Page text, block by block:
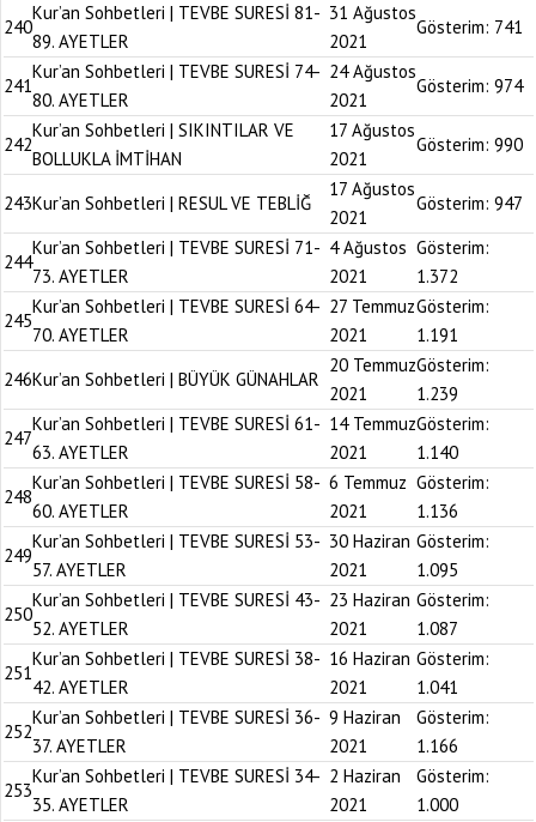
240
Kur’an Sohbetleri | TEVBE SURESİ 81-
89. AYETLER
31 Ağustos
2021
Gösterim: 741
241
Kur’an Sohbetleri | TEVBE SURESİ 74-
80. AYETLER
24 Ağustos
2021
Gösterim: 974
242
Kur’an Sohbetleri | SIKINTILAR VE
BOLLUKLA İMTİHAN
17 Ağustos
2021
Gösterim: 990
243Kur’an Sohbetleri | RESUL VE TEBLİĞ
17 Ağustos
2021
Gösterim: 947
244
Kur’an Sohbetleri | TEVBE SURESİ 71-
73. AYETLER
4 Ağustos
2021
Gösterim:
1.372
245
Kur’an Sohbetleri | TEVBE SURESİ 64-
70. AYETLER
27 Temmuz
2021
Gösterim:
1.191
246Kur’an Sohbetleri | BÜYÜK GÜNAHLAR
20 Temmuz
2021
Gösterim:
1.239
247
Kur’an Sohbetleri | TEVBE SURESİ 61-
63. AYETLER
14 Temmuz
2021
Gösterim:
1.140
248
Kur’an Sohbetleri | TEVBE SURESİ 58-
60. AYETLER
6 Temmuz
2021
Gösterim:
1.136
249
Kur’an Sohbetleri | TEVBE SURESİ 53-
57. AYETLER
30 Haziran
2021
Gösterim:
1.095
250
Kur’an Sohbetleri | TEVBE SURESİ 43-
52. AYETLER
23 Haziran
2021
Gösterim:
1.087
251
Kur’an Sohbetleri | TEVBE SURESİ 38-
42. AYETLER
16 Haziran
2021
Gösterim:
1.041
252
Kur’an Sohbetleri | TEVBE SURESİ 36-
37. AYETLER
9 Haziran
2021
Gösterim:
1.166
253
Kur’an Sohbetleri | TEVBE SURESİ 34-
35. AYETLER
2 Haziran
2021
Gösterim:
1.000